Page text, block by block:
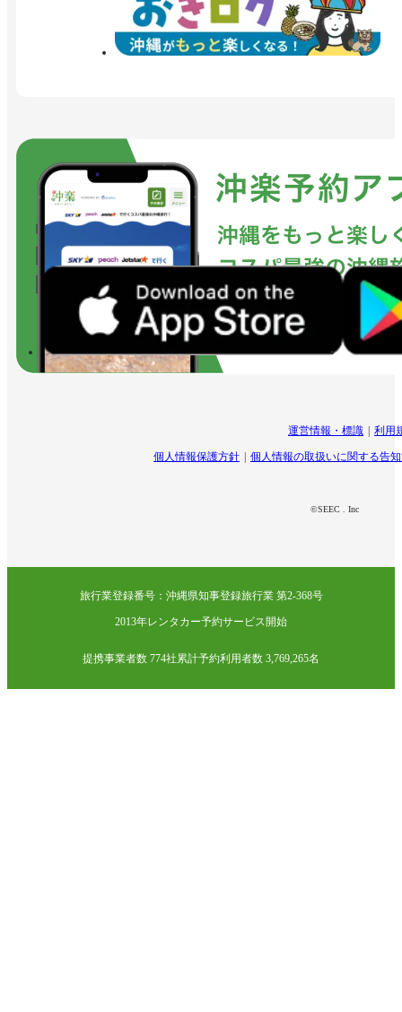
運営情報・標識 利用
個人情報保護方針 個人情報の取扱いに関する告
©SEEC . Inc
旅行業登録番号：沖縄県知事登録旅行業 第2-368号
2013年レンタカー予約サービス開始
提携事業者数 774社累計予約利用者数 3,769,265名